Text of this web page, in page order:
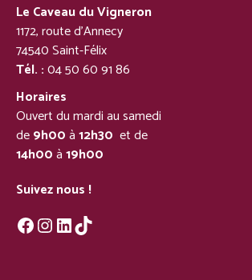
Le Caveau du Vigneron
1172, route d’Annecy
74540 Saint-Félix
Tél. :04 50 60 91 86
Horaires
Ouvert du mardi au samedi
de9h00à12h30 et de
14h00à19h00
Suivez nous !
Facebook
Instagram
LinkedIn
TikTok